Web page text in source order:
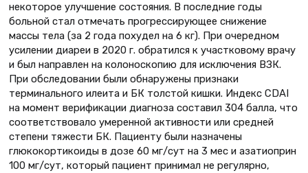
некоторое улучшение состояния. В последние годы
больной стал отмечать прогрессирующее снижение
массы тела (за 2 года похудел на 6 кг). При очередном
усилении диареи в 2020 г. обратился к участковому врачу
и был направлен на колоноскопию для исключения ВЗК.
При обследовании были обнаружены признаки
терминального илеита и БК толстой кишки. Индекс CDAI
на момент верификации диагноза составил 304 балла, что
соответствовало умеренной активности или средней
степени тяжести БК. Пациенту были назначены
глюкокортикоиды в дозе 60 мг/сут на 3 мес и азатиоприн
100 мг/сут, который пациент принимал не регулярно,